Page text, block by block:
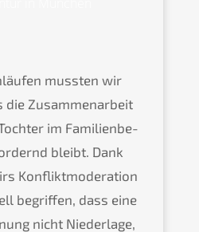
mussten wir
die Zusam­men­ar­beit
im Famili­en­be­
bleibt. Dank
Konflikt­mo­de­ra­ti­on
begrif­fen, dass eine
nicht Nieder­la­ge,